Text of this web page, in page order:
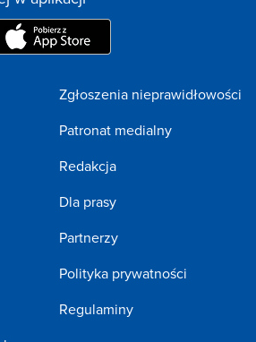
Zgłoszenia nieprawidłowości
Patronat medialny
Redakcja
Dla prasy
Partnerzy
Polityka prywatności
Regulaminy